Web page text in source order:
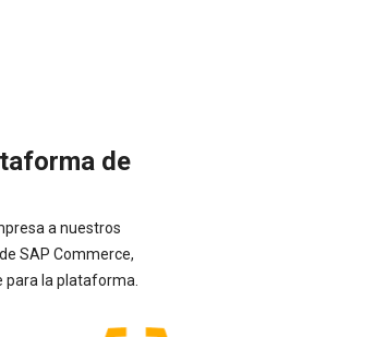
de
a nuestros
SAP Commerce,
para la plataforma.